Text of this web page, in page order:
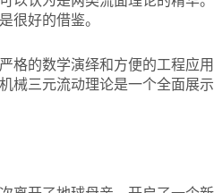
很好的借鉴。
格的数学演绎和方便的工程应
械三元流动理论是一个全面展